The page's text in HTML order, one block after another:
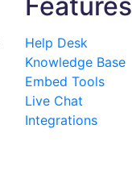
Help Desk
Knowledge Base
Embed Tools
Live Chat
Integrations